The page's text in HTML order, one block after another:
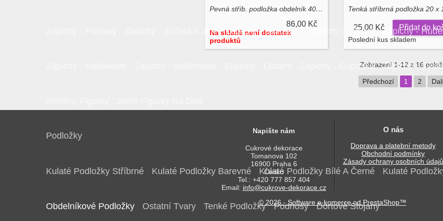
Zápichy - Zvířata A Jiné Zápichy - Svatební Zápichy - Dětské Zápichy -
Zápichy - Cupcake Zápichy -
Podložky
Kulaté Podložky Stříbrné Kulaté Podložky Barevné Kulaté Podložky Bílé A Černé Kulaté
Obdelníkové Podložky Ostatní Tvary Tenké Podložky Podnosy Dortové Stojany
Pevná stříb. podložka obdelník 40,3 x 35,4 cm
86,00 Kč
Na skladě není dostatek
produktů
Tenká stříbrná podložka 20 x
25,00 Kč Přidat do
Poslední kus skladem
Zobrazení 1-12 z 16
Předchozí 1 2
Napište nám
Cukrové dekorace
Tomanova 102
16900 Praha 6
Česko
Tel.: +420 777 857 404
Email: info@cukrove-dekorace.cz
O nás
Doprava a platební metody
Obchodní podmínky
Zásady ochrany osobních údajů
© 2026 - Software e-komerce od PrestaShop™